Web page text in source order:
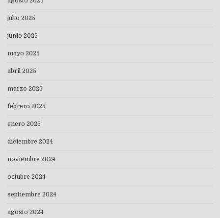
julio 2025
junio 2025
mayo 2025
abril 2025
marzo 2025
febrero 2025
enero 2025
diciembre 2024
noviembre 2024
octubre 2024
septiembre 2024
agosto 2024